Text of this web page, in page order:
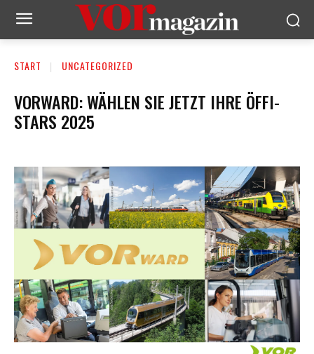
START UNCATEGORIZED
VORWARD: WÄHLEN SIE JETZT IHRE ÖFFI-
STARS 2025